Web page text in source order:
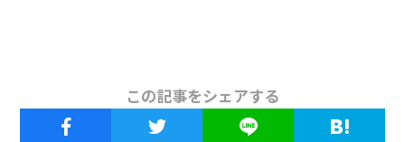
この記事をシェアする